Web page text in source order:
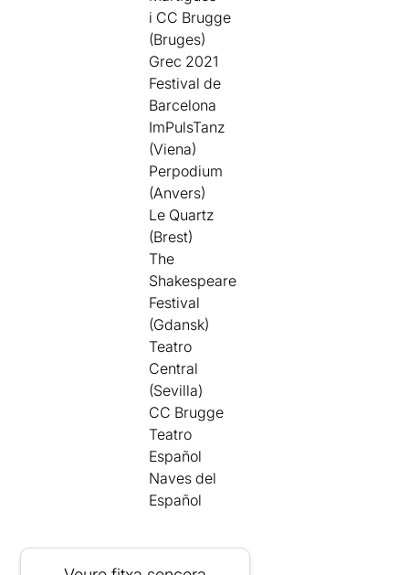
i CC Brugge
(Bruges)
Grec 2021
Festival de
Barcelona
ImPulsTanz
(Viena)
Perpodium
(Anvers)
Le Quartz
(Brest)
The
Shakespeare
Festival
(Gdansk)
Teatro
Central
(Sevilla)
CC Brugge
Teatro
Español
Naves del
Español